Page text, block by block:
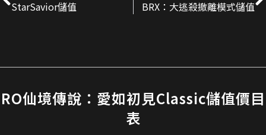
StarSavior儲值 BRX：大逃殺撤離模式儲值
RO仙境傳說：愛如初見Classic儲值價目
表